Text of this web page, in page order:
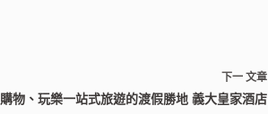
下一 文章
購物、玩樂一站式旅遊的渡假勝地 義大皇家酒店